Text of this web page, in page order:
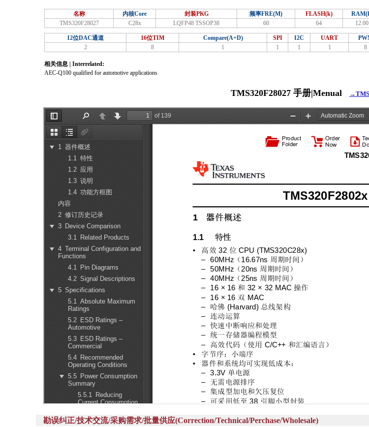
名称 内核Core 封装PKG 频率FRE(M) FLASH(k)
TMS320F28027
C28x LQFP48 TSSOP38 60 64 12.00
12位DAC通道 16位TIM Compare(A+D) SPI I2C UART
2
8 1 1 1 1 8
相关信息 | Interrelated:
AEC-Q100 qualified for automotive applications
TMS320F28027 手册|Menual
勘误纠正/技术交流/采购需求/批量供应(Correction/Technical/Perchase/Wholesale)